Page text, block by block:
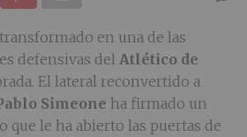
en una de las
defensivas del Atlético de
El lateral reconvertido a
Simeone ha firmado un
que le ha abierto las puertas de